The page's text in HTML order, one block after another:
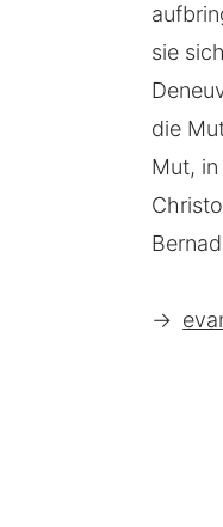
sie
die
Mut, in
→